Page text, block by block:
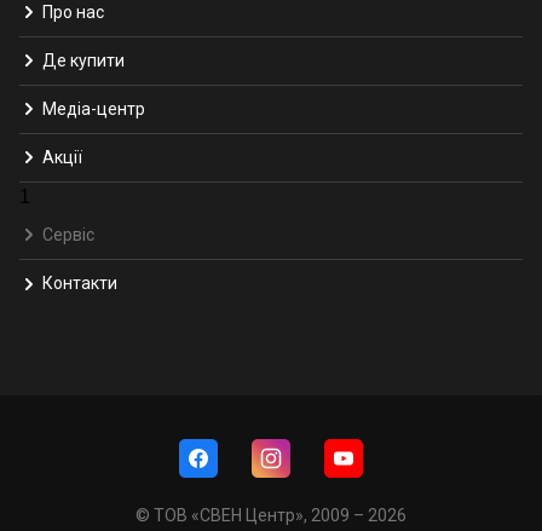
Про нас
Де купити
Медіа-центр
Акції
1
Сервіс
Контакти
© ТОВ «СВЕН Центр», 2009 – 2026